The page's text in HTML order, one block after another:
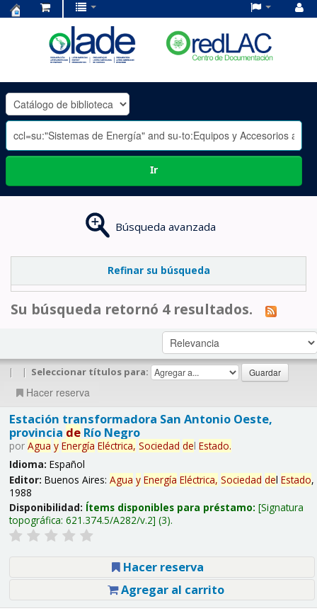
OLADE
-
Ir
Búsqueda avanzada
Refinar su búsqueda
Su búsqueda retornó 4 resultados.
| | Seleccionar títulos para:
Hacer reserva
Estación transformadora San Antonio Oeste,
provincia deRío Negro
por Agua y Energía Eléctrica, Sociedad del Estado.
Idioma: Español
Editor: Buenos Aires: Agua y Energía Eléctrica, Sociedad del Estado,
1988
Disponibilidad: Ítems disponibles para préstamo: Signatura
topográfica: 621.374.5/A282/v.2 (3).
Hacer reserva
Agregar al carrito